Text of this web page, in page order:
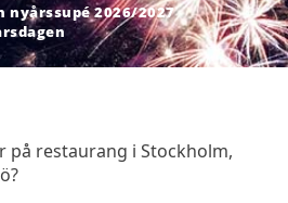
nyårssupé 2026/2027
på restaurang i Stockholm,